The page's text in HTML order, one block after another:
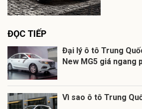
ĐỌC TIẾP
Đại lý ô tô Trung
New MG5 giá ngang
Vì sao ô tô Trung